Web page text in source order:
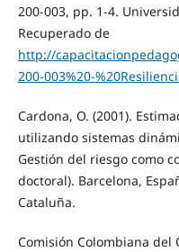
200-003, pp. 1-4.
Recuperado de
http://
200-003%20-
Cardona, O. (2001).
utilizando sistemas
Gestión del riesgo como
doctoral). Barcelona,
Cataluña.
Comisión Colombiana del